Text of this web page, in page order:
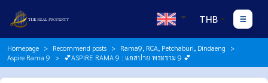
THB
Homepage Recommend posts
Rama9, RCA, Petchaburi, Dindaeng
Aspire Rama 9
💕ASPIRE RAMA 9 : แอสปาย พระราม 9 💕